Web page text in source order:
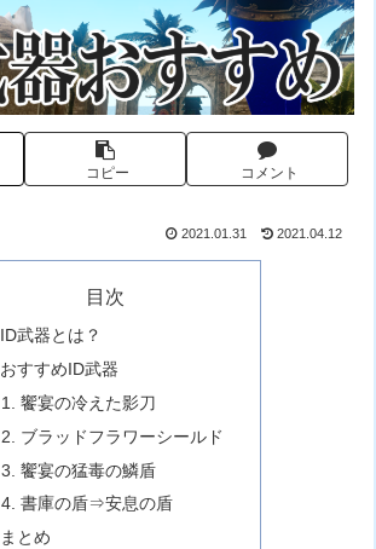
コピー コメント
2021.01.31 2021.04.12
目次
ID武器とは？
おすすめID武器
饗宴の冷えた影刀
ブラッドフラワーシールド
饗宴の猛毒の鱗盾
書庫の盾⇒安息の盾
まとめ